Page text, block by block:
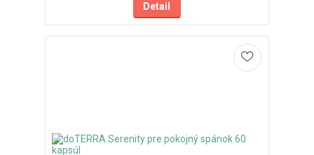
Detail